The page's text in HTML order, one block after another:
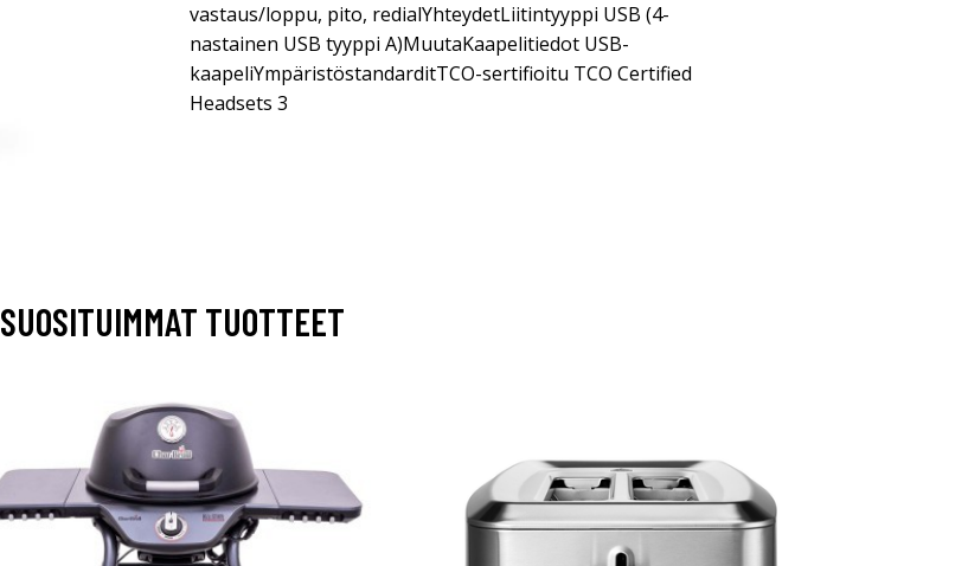
vastaus/loppu, pito, redialYhteydetLiitintyyppi USB (4-
nastainen USB tyyppi A)MuutaKaapelitiedot USB-
kaapeliYmpäristöstandarditTCO-sertifioitu TCO Certified
Headsets 3
SUOSITUIMMAT TUOTTEET